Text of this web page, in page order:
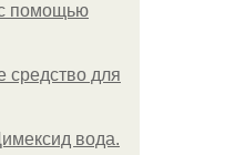
с помощью
средство для
вода.